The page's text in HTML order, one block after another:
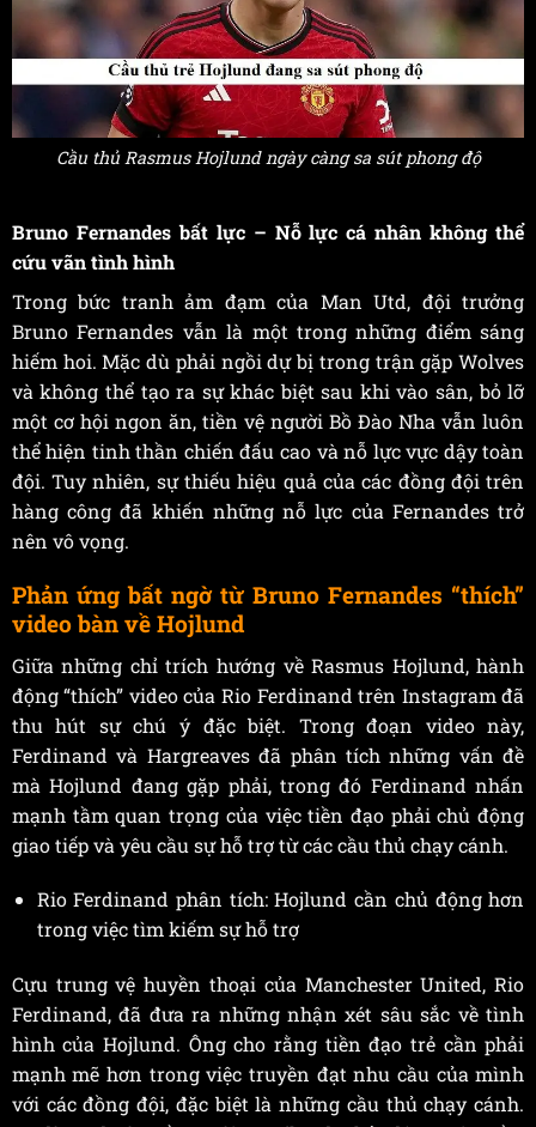
Cầu thủ Rasmus Hojlund ngày càng sa sút phong độ
Bruno Fernandes bất lực – Nỗ lực cá nhân không thể
cứu vãn tình hình
Trong bức tranh ảm đạm của Man Utd, đội trưởng
Bruno Fernandes vẫn là một trong những điểm sáng
hiếm hoi. Mặc dù phải ngồi dự bị trong trận gặp Wolves
và không thể tạo ra sự khác biệt sau khi vào sân, bỏ lỡ
một cơ hội ngon ăn, tiền vệ người Bồ Đào Nha vẫn luôn
thể hiện tinh thần chiến đấu cao và nỗ lực vực dậy toàn
đội. Tuy nhiên, sự thiếu hiệu quả của các đồng đội trên
hàng công đã khiến những nỗ lực của Fernandes trở
nên vô vọng.
Phản ứng bất ngờ từ Bruno Fernandes “thích”
video bàn về Hojlund
Giữa những chỉ trích hướng về Rasmus Hojlund, hành
động “thích” video của Rio Ferdinand trên Instagram đã
thu hút sự chú ý đặc biệt. Trong đoạn video này,
Ferdinand và Hargreaves đã phân tích những vấn đề
mà Hojlund đang gặp phải, trong đó Ferdinand nhấn
mạnh tầm quan trọng của việc tiền đạo phải chủ động
giao tiếp và yêu cầu sự hỗ trợ từ các cầu thủ chạy cánh.
Rio Ferdinand phân tích: Hojlund cần chủ động hơn
trong việc tìm kiếm sự hỗ trợ
Cựu trung vệ huyền thoại của Manchester United, Rio
Ferdinand, đã đưa ra những nhận xét sâu sắc về tình
hình của Hojlund. Ông cho rằng tiền đạo trẻ cần phải
mạnh mẽ hơn trong việc truyền đạt nhu cầu của mình
với các đồng đội, đặc biệt là những cầu thủ chạy cánh.